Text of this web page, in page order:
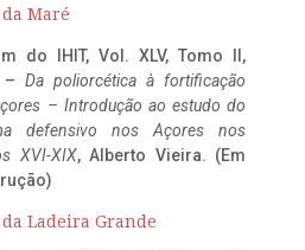
Maré
do IHIT, Vol. XLV, Tomo II,
– Da poliorcética à fortificação
– Introdução ao estudo do
defensivo nos Açores nos
XVI-XIX, Alberto Vieira. (Em
da Ladeira Grande